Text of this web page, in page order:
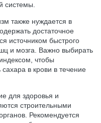
системы.
также нуждается в
достаточное
источником быстрого
и мозга. Важно выбирать
чтобы
в крови в течение
для здоровья и
строительными
Рекомендуется